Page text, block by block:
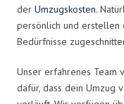
der Umzugskosten.
persönlich und erstellen
Bedürfnisse
Unser erfahrenes Team
dafür, dass dein Umzug